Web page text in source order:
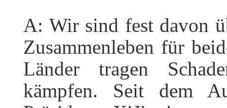
A: Wir sind fest davon
Zusammenleben für
Länder tragen
kämpfen. Seit dem